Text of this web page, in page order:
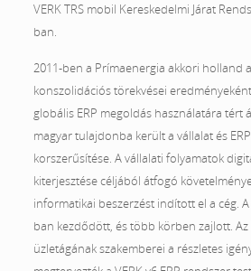
VERK TRS mobil Kereskedelmi Járat
ban.
2011-ben a Prímaenergia akkori holland
konszolidációs törekvései
globális ERP megoldás használatára tért
magyar tulajdonba került a vállalat és
korszerűsítése. A vállalati folyamatok
kiterjesztése céljából átfogó
informatikai beszerzést indított el a cég.
ban kezdődött, és több körben zajlott. Az
üzletágának szakemberei a részletes